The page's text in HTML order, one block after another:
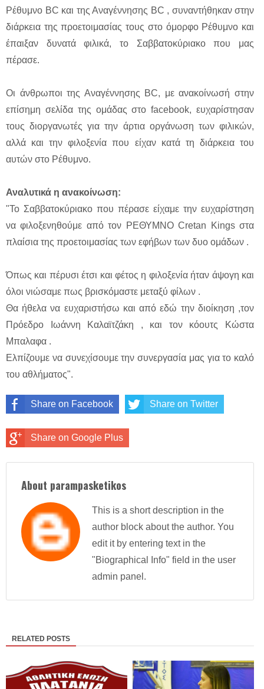
Ρέθυμνο BC και της Αναγέννησης BC , συναντήθηκαν στην
διάρκεια της προετοιμασίας τους στο όμορφο Ρέθυμνο και
έπαιξαν δυνατά φιλικά, το Σαββατοκύριακο που μας
πέρασε.
Οι άνθρωποι της Αναγέννησης BC, με ανακοίνωσή στην
επίσημη σελίδα της ομάδας στο facebook, ευχαρίστησαν
τους διοργανωτές για την άρτια οργάνωση των φιλικών,
αλλά και την φιλοξενία που είχαν κατά τη διάρκεια του
αυτών στο Ρέθυμνο.
Αναλυτικά η ανακοίνωση:
"Το Σαββατοκύριακο που πέρασε είχαμε την ευχαρίστηση
να φιλοξενηθούμε από τον ΡΕΘΥΜΝΟ Cretan Kings στα
πλαίσια της προετοιμασίας των εφήβων των δυο ομάδων .
Όπως και πέρυσι έτσι και φέτος η φιλοξενία ήταν άψογη και
όλοι νιώσαμε πως βρισκόμαστε μεταξύ φίλων .
Θα ήθελα να ευχαριστήσω και από εδώ την διοίκηση ,τον
Πρόεδρο Ιωάννη Καλαϊτζάκη , και τον κόουτς Κώστα
Μπαλαφα .
Ελπίζουμε να συνεχίσουμε την συνεργασία μας για το καλό
του αθλήματος".
Share on Facebook Share on Twitter
Share on Google Plus
About parampasketikos
This is a short description in the
author block about the author. You
edit it by entering text in the
"Biographical Info" field in the user
admin panel.
RELATED POSTS